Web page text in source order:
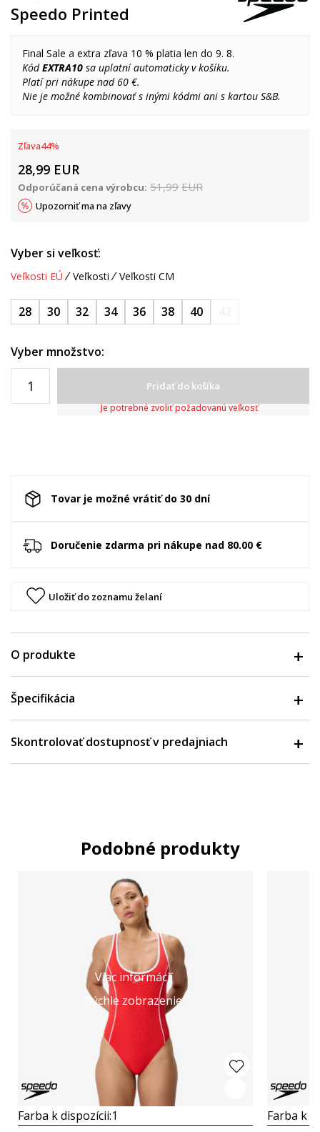
Speedo Printed
Final Sale a extra zľava 10 % platia len do 9. 8.
KódEXTRA10 sa uplatní automaticky v košíku.
Platí pri nákupe nad 60 €.
Nie je možné kombinovať s inými kódmi ani s kartou S&B.
Zľava44%
28,99 EUR
Odporúčaná cena výrobcu: 51,99 EUR
Upozorniť ma na zľavy
Vyber si veľkosť:
Veľkosti EÚ Veľkosti Veľkosti CM
28 30 32 34 36 38 40
Vyber množstvo:
Pridať do košíka
Je potrebné zvoliť požadovanú veľkosť
Tovar je možné vrátiť do 30 dní
Doručenie zdarma pri nákupe nad 80.00 €
Uložiť do zoznamu želaní
O produkte
Špecifikácia
Skontrolovať dostupnosť v predajniach
Podobné produkty
Viac informácií
Rýchle zobrazenie
Farba k dispozícii:1 Farba k